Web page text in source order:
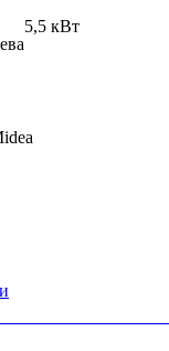
5,5 кВт